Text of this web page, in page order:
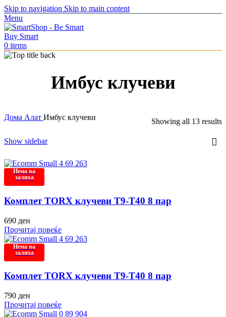
Skip to navigation Skip to main content
Menu
0 items
Имбус клучеви
Дома Алат Имбус клучеви Showing all 13 results
Show sidebar
Нема на
залиха
Комплет TORX клучеви T9-T40 8 пар
690 ден
Прочитај повеќе
Нема на
залиха
Комплет TORX клучеви T9-T40 8 пар
790 ден
Прочитај повеќе